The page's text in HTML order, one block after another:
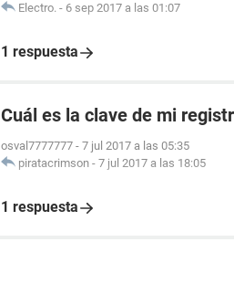
Electro. - 6 sep 2017 a las 01:07
1 respuesta
Cuál es la clave de mi
osval7777777 - 7 jul 2017 a las 05:35
piratacrimson - 7 jul 2017 a las 18:05
1 respuesta